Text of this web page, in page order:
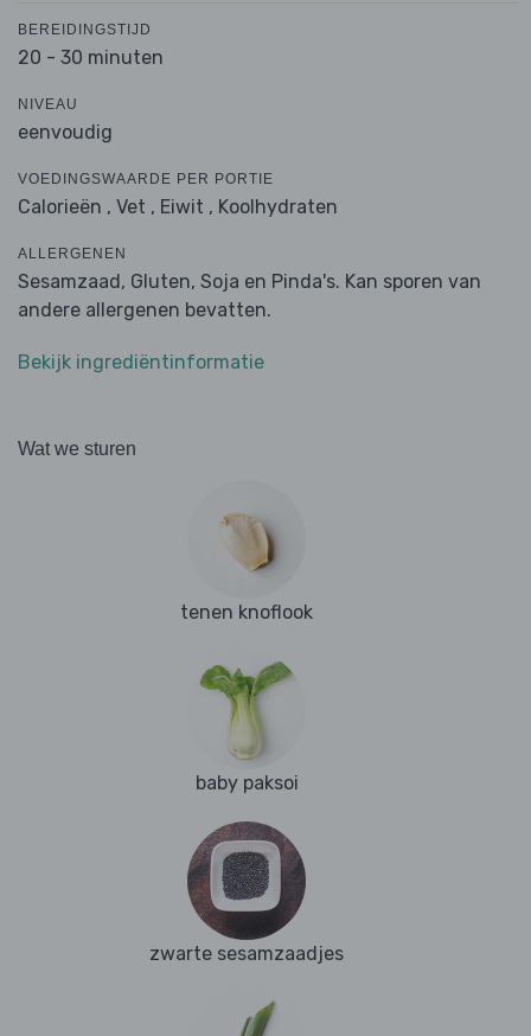
BEREIDINGSTIJD
20 - 30 minuten
NIVEAU
eenvoudig
VOEDINGSWAARDE PER PORTIE
Calorieën , Vet , Eiwit , Koolhydraten
ALLERGENEN
Sesamzaad, Gluten, Soja en Pinda's. Kan sporen van
andere allergenen bevatten.
Bekijk ingrediëntinformatie
Wat we sturen
tenen knoflook
baby paksoi
zwarte sesamzaadjes